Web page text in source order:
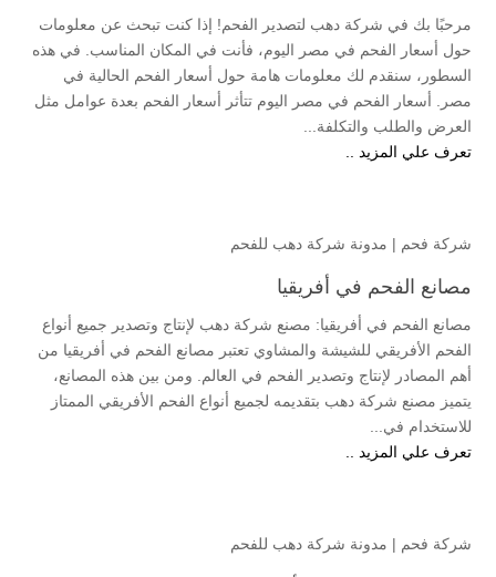
مرحبًا بك في شركة دهب لتصدير الفحم! إذا كنت تبحث عن معلومات
حول أسعار الفحم في مصر اليوم، فأنت في المكان المناسب. في هذه
السطور، سنقدم لك معلومات هامة حول أسعار الفحم الحالية في
مصر. أسعار الفحم في مصر اليوم تتأثر أسعار الفحم بعدة عوامل مثل
العرض والطلب والتكلفة...
تعرف علي المزيد ..
شركة فحم | مدونة شركة دهب للفحم
مصانع الفحم في أفريقيا
مصانع الفحم في أفريقيا: مصنع شركة دهب لإنتاج وتصدير جميع أنواع
الفحم الأفريقي للشيشة والمشاوي تعتبر مصانع الفحم في أفريقيا من
أهم المصادر لإنتاج وتصدير الفحم في العالم. ومن بين هذه المصانع،
يتميز مصنع شركة دهب بتقديمه لجميع أنواع الفحم الأفريقي الممتاز
للاستخدام في...
تعرف علي المزيد ..
شركة فحم | مدونة شركة دهب للفحم